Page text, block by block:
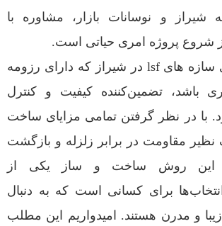
شیراز و نوسانات بازار، مشاوره با
شروع پروژه امری حیاتی است.
انتخاب یک مجری سازه های lsf در شیراز که دارای رزومه
باشد، تضمین‌کننده کیفیت و کنترل
با در نظر گرفتن تمامی مزایای ساخت
نظیر مقاومت در برابر زلزله و بازگشت
این روش ساخت و ساز یکی از
برای کسانی است که به دنبال
و مدرن هستند. امیدواریم این مطلب